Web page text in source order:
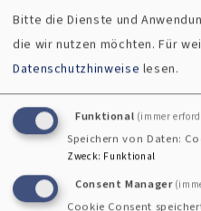
Evangelisch-
Bitte die Dienste und
die wir nutzen möchten.Für
Datenschutzhinweise lesen.
Funktional (immer
Speichern von Daten:
Zweck: Funktional
Consent Manager
Cookie Consent